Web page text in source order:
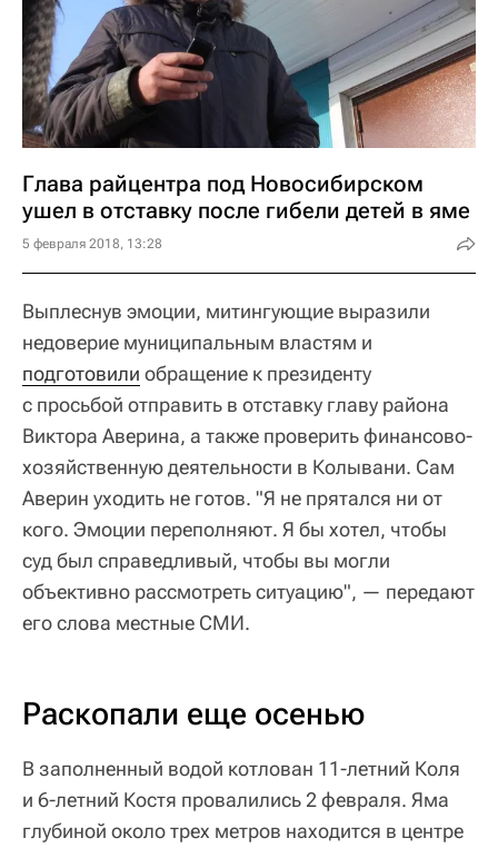
Глава райцентра под Новосибирском
ушел в отставку после гибели детей в яме
5 февраля 2018, 13:28
Выплеснув эмоции, митингующие выразили
недоверие муниципальным властям и
подготовили обращение к президенту
с просьбой отправить в отставку главу района
Виктора Аверина, а также проверить финансово-
хозяйственную деятельности в Колывани. Сам
Аверин уходить не готов. "Я не прятался ни от
кого. Эмоции переполняют. Я бы хотел, чтобы
суд был справедливый, чтобы вы могли
объективно рассмотреть ситуацию", — передают
его слова местные СМИ.
Раскопали еще осенью
В заполненный водой котлован 11-летний Коля
и 6-летний Костя провалились 2 февраля. Яма
глубиной около трех метров находится в центре